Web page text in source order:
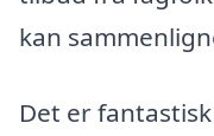
kan
Det er